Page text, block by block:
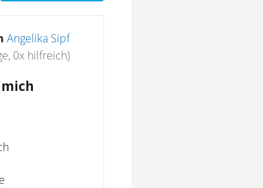
Angelika Sipf
0x hilfreich)